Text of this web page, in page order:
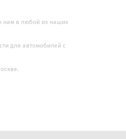
нам в любой из наших
для автомобилей с